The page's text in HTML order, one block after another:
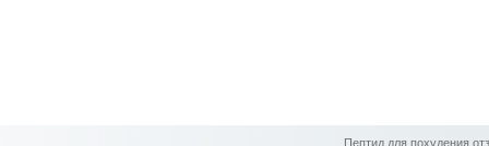
Пептид для похудения